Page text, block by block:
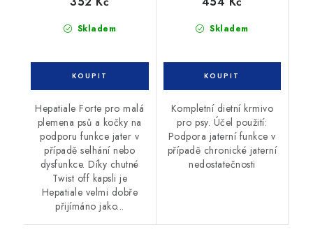
Skladem
Hepatiale Forte pro malá
plemena psů a kočky na
podporu funkce jater v
případě selhání nebo
dysfunkce. Díky chutné
Twist off kapsli je
Hepatiale velmi dobře
přijímáno jako...
Skladem
Kompletní dietní krmivo
pro psy. Účel použití:
Podpora jaterní funkce v
případě chronické jaterní
nedostatečnosti